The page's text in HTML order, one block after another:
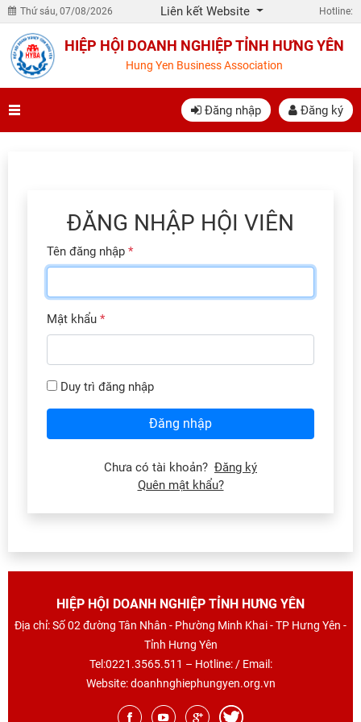
Thứ sáu, 07/08/2026 Liên kết Website Hotline:
HIỆP HỘI DOANH NGHIỆP TỈNH HƯNG YÊN
Hung Yen Business Association
Đăng nhập Đăng ký
ĐĂNG NHẬP HỘI VIÊN
Tên đăng nhập *
Mật khẩu *
Duy trì đăng nhập
Đăng nhập
Chưa có tài khoản? Đăng ký
Quên mật khẩu?
HIỆP HỘI DOANH NGHIỆP TỈNH HƯNG YÊN
Địa chỉ: Số 02 đường Tân Nhân - Phường Minh Khai - TP Hưng Yên -
Tỉnh Hưng Yên
Tel:0221.3565.511 – Hotline: / Email:
Website: doanhnghiephungyen.org.vn